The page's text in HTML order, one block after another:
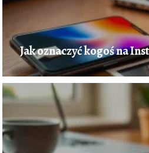
Jak oznaczyć kogoś na